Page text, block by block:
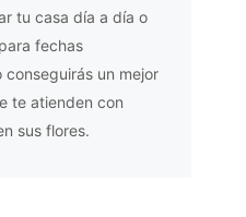
tu casa día a día o
fechas
conseguirás un mejor
te atienden con
sus flores.